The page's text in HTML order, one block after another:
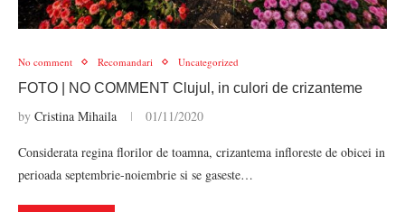
No comment Recomandari Uncategorized
FOTO | NO COMMENT Clujul, in culori de crizanteme
by Cristina Mihaila 01/11/2020
Considerata regina florilor de toamna, crizantema infloreste de obicei in
perioada septembrie-noiembrie si se gaseste…